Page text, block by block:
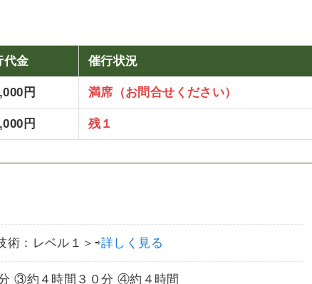
代金 催行状況
円 満席（お問合せください）
円 残１
術：レベル１＞⇨詳しく見る
③約４時間３０分 ④約４時間